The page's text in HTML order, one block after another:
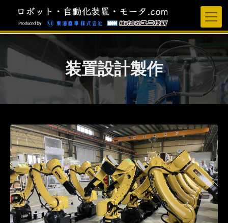
装置設計製作